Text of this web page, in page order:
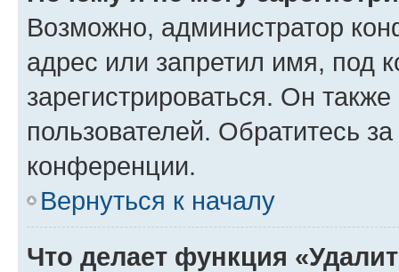
Возможно, администратор
адрес или запретил имя, под
зарегистрироваться. Он
пользователей. Обратитесь
конференции.
Вернуться к началу
Что делает функция